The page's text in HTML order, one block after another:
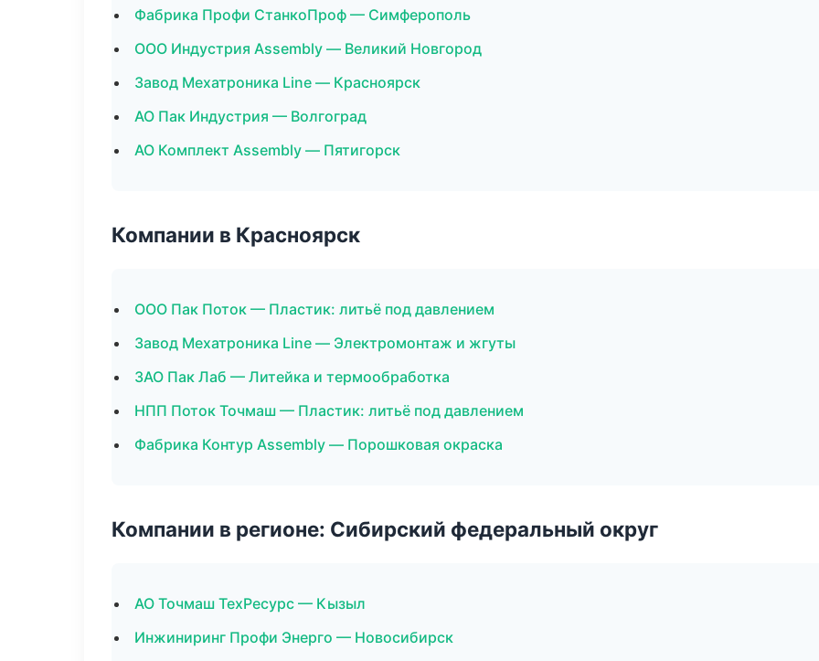
Фабрика Профи СтанкоПроф — Симферополь
ООО Индустрия Assembly — Великий Новгород
Завод Мехатроника Line — Красноярск
АО Пак Индустрия — Волгоград
АО Комплект Assembly — Пятигорск
Компании в Красноярск
ООО Пак Поток — Пластик: литьё под давлением
Завод Мехатроника Line — Электромонтаж и жгуты
ЗАО Пак Лаб — Литейка и термообработка
НПП Поток Точмаш — Пластик: литьё под давлением
Фабрика Контур Assembly — Порошковая окраска
Компании в регионе: Сибирский федеральный округ
АО Точмаш ТехРесурс — Кызыл
Инжиниринг Профи Энерго — Новосибирск